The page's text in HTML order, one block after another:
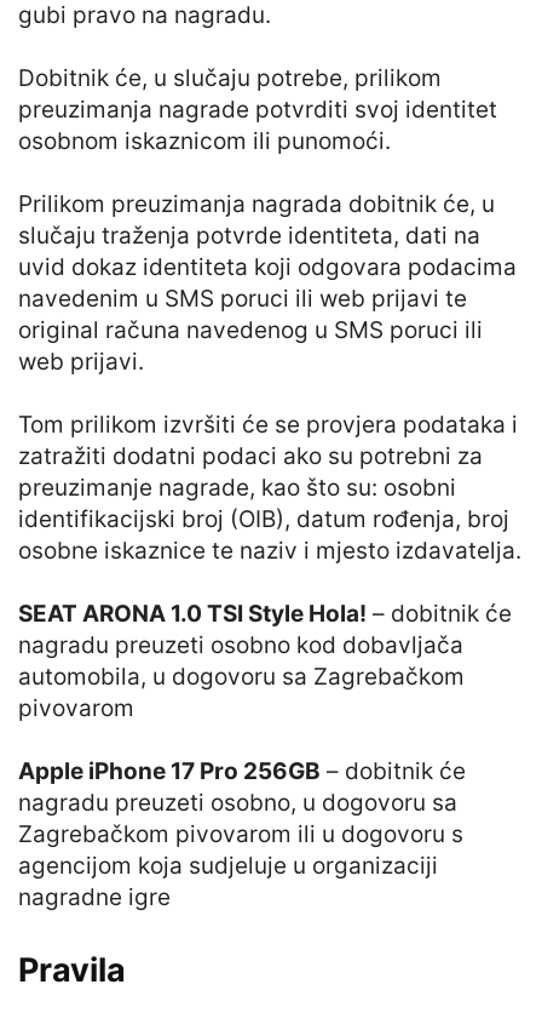
gubi pravo na nagradu.
Dobitnik će, u slučaju potrebe, prilikom
preuzimanja nagrade potvrditi svoj identitet
osobnom iskaznicom ili punomoći.
Prilikom preuzimanja nagrada dobitnik će, u
slučaju traženja potvrde identiteta, dati na
uvid dokaz identiteta koji odgovara podacima
navedenim u SMS poruci ili web prijavi te
original računa navedenog u SMS poruci ili
web prijavi.
Tom prilikom izvršiti će se provjera podataka i
zatražiti dodatni podaci ako su potrebni za
preuzimanje nagrade, kao što su: osobni
identifikacijski broj (OIB), datum rođenja, broj
osobne iskaznice te naziv i mjesto izdavatelja.
SEAT ARONA 1.0 TSI Style Hola! – dobitnik će
nagradu preuzeti osobno kod dobavljača
automobila, u dogovoru sa Zagrebačkom
pivovarom
Apple iPhone 17 Pro 256GB – dobitnik će
nagradu preuzeti osobno, u dogovoru sa
Zagrebačkom pivovarom ili u dogovoru s
agencijom koja sudjeluje u organizaciji
nagradne igre
Pravila